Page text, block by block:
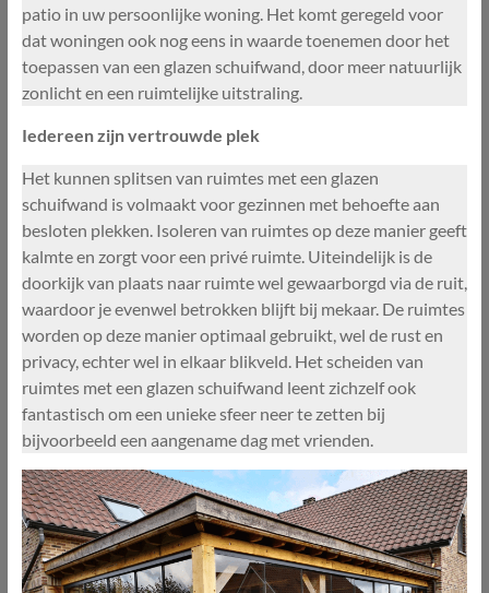
patio in uw persoonlijke woning. Het komt geregeld voor
dat woningen ook nog eens in waarde toenemen door het
toepassen van een glazen schuifwand, door meer natuurlijk
zonlicht en een ruimtelijke uitstraling.
Iedereen zijn vertrouwde plek
Het kunnen splitsen van ruimtes met een glazen
schuifwand is volmaakt voor gezinnen met behoefte aan
besloten plekken. Isoleren van ruimtes op deze manier geeft
kalmte en zorgt voor een privé ruimte. Uiteindelijk is de
doorkijk van plaats naar ruimte wel gewaarborgd via de ruit,
waardoor je evenwel betrokken blijft bij mekaar. De ruimtes
worden op deze manier optimaal gebruikt, wel de rust en
privacy, echter wel in elkaar blikveld. Het scheiden van
ruimtes met een glazen schuifwand leent zichzelf ook
fantastisch om een unieke sfeer neer te zetten bij
bijvoorbeeld een aangename dag met vrienden.